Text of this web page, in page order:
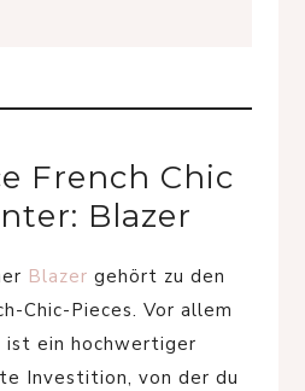
French Chic
Blazer
Blazer gehört zu den
Chic-Pieces. Vor allem
ist ein hochwertiger
Investition, von der du